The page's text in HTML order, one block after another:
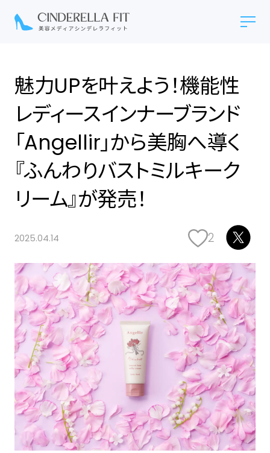
魅力UPを叶えよう！機能性
レディースインナーブランド
「Angellir」から美胸へ導く
『ふんわりバストミルキーク
リーム』が発売！
2025.04.14 2